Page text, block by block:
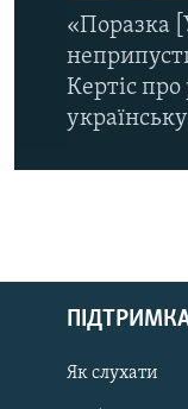
РУС
«Поразка
Кертіс про
Як слухати